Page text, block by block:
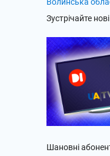
Зустрічайте
Шановні